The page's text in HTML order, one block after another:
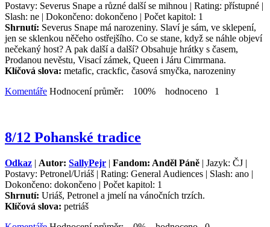
Postavy: Severus Snape a různé další se mihnou | Rating: přístupné |
Slash: ne | Dokončeno: dokončeno | Počet kapitol: 1
Shrnutí: Severus Snape má narozeniny. Slaví je sám, ve sklepení,
jen se sklenkou něčeho ostřejšího. Co se stane, když se náhle objeví
nečekaný host? A pak další a další? Obsahuje hrátky s časem,
Prodanou nevěstu, Visací zámek, Queen i Járu Cimrmana.
Klíčová slova: metafic, crackfic, časová smyčka, narozeniny
Komentáře Hodnocení průměr: 100% hodnoceno 1
8/12 Pohanské tradice
Odkaz | Autor: SallyPejr | Fandom: Anděl Páně | Jazyk: ČJ |
Postavy: Petronel/Uriáš | Rating: General Audiences | Slash: ano |
Dokončeno: dokončeno | Počet kapitol: 1
Shrnutí: Uriáš, Petronel a jmelí na vánočních trzích.
Klíčová slova: petriáš